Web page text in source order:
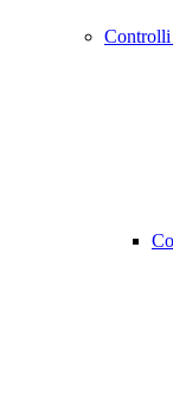
Controlli